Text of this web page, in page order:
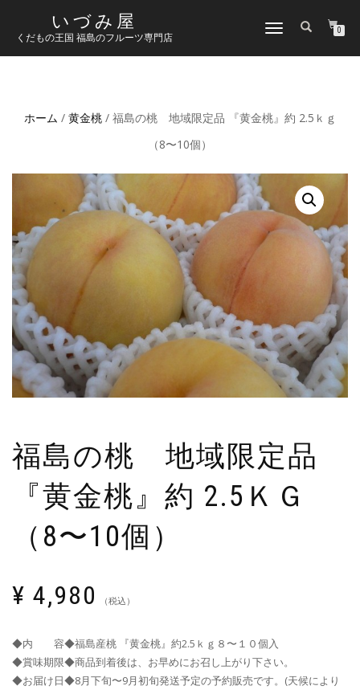
いづみ屋
くだもの王国 福島のフルーツ専門店
ナ
ゲ
ン
0
ホーム / 黄金桃/ 福島の桃 地域限定品 『黄金桃』約 2.5ｋｇ
（8〜10個）
福島の桃 地域限定品
『黄金桃』約 2.5ＫＧ
（8〜10個）
¥ 4,980 （税込）
◆内 容◆福島産桃 『黄金桃』約2.5ｋｇ８〜１０個入
◆賞味期限◆商品到着後は、お早めにお召し上がり下さい。
◆お届け日◆8月下旬〜9月初旬発送予定の予約販売です。(天候により